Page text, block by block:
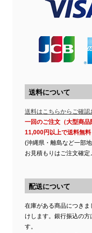
送料について
送料はこちらからご確認
一回のご注文（大型商
11,000円以上で送料無料
(沖縄県・離島など一部
お見積もりはご注文確
配送について
在庫がある商品につき
けします。銀行振込の
す。